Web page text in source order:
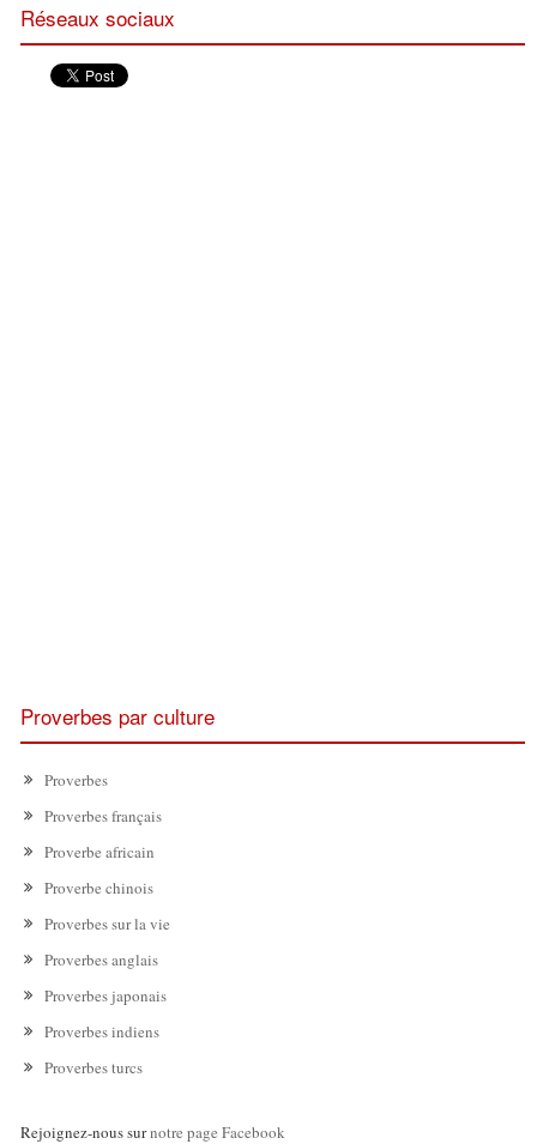
Réseaux sociaux
Proverbes par culture
Proverbes
Proverbes français
Proverbe africain
Proverbe chinois
Proverbes sur la vie
Proverbes anglais
Proverbes japonais
Proverbes indiens
Proverbes turcs
Rejoignez-nous surnotre page Facebook